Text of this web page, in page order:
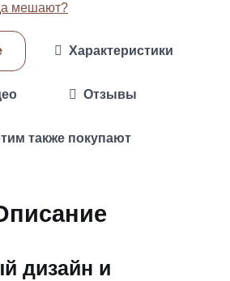
мешают?
Характеристики
Отзывы
также покупают
дизайн и